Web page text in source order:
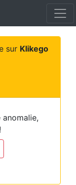
sur Klikego
!